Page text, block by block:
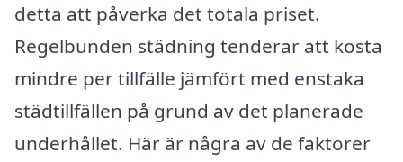
detta att påverka det totala priset.
Regelbunden städning tenderar att kosta
mindre per tillfälle jämfört med enstaka
städtillfällen på grund av det planerade
underhållet. Här är några av de faktorer